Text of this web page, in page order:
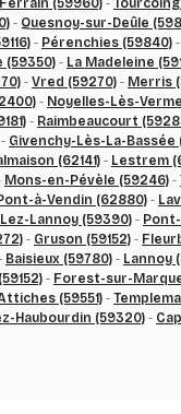
(59960) -
- Quesnoy-sur-Deûle
- Pérenchies (59840) -
(59350) - La Madeleine
- Vred (59270) - Merris
- Noyelles-Lès-
- Raimbeaucourt
- Givenchy-Lès-La-Bassée
(62141) - Lestrem
Mons-en-Pévèle (59246) -
à-Vendin (62880) -
Lannoy (59390) -
- Gruson (59152) -
Baisieux (59780) - Lannoy
- Forest-sur-Marque
(59551) -
Haubourdin (59320) -